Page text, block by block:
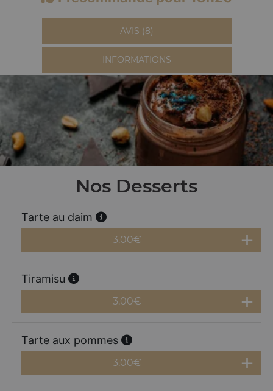
AVIS (8)
INFORMATIONS
Nos Desserts
Tarte au daim
3.00€
Tiramisu
3.00€
Tarte aux pommes
3.00€